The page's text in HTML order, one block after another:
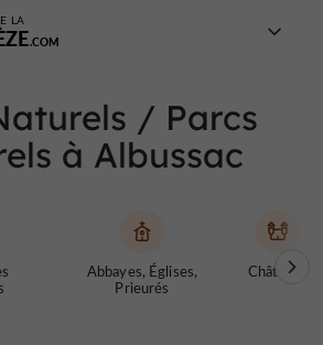
LA
/ Parcs
à Albussac
Abbayes, Églises,
Prieurés
Châteaux